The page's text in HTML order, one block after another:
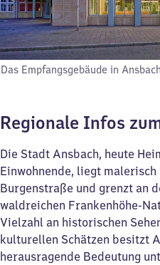
Das Empfangsgebäude in
Regionale Infos
Die Stadt Ansbach, heute
Einwohnende, liegt
Burgenstraße und grenzt an
waldreichen Frankenhöhe-
Vielzahl an historischen
kulturellen Schätzen besitzt
herausragende Bedeutung